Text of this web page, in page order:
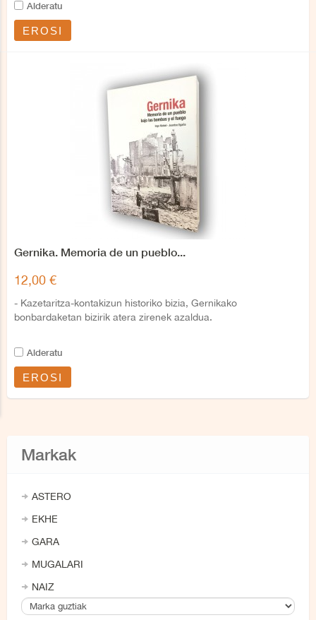
Alderatu
EROSI
Gernika. Memoria de un pueblo...
12,00 €
- Kazetaritza-kontakizun historiko bizia, Gernikako
bonbardaketan bizirik atera zirenek azaldua.
Alderatu
EROSI
Markak
ASTERO
EKHE
GARA
MUGALARI
NAIZ